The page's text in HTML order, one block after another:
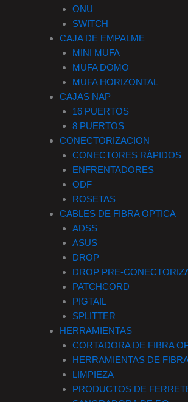
ONU
SWITCH
CAJA DE EMPALME
MINI MUFA
MUFA DOMO
MUFA HORIZONTAL
CAJAS NAP
16 PUERTOS
8 PUERTOS
CONECTORIZACION
CONECTORES RÁPIDOS
ENFRENTADORES
ODF
ROSETAS
CABLES DE FIBRA OPTICA
ADSS
ASUS
DROP
DROP PRE-
PATCHCORD
PIGTAIL
SPLITTER
HERRAMIENTAS
CORTADORA DE FIBRA
HERRAMIENTAS DE
LIMPIEZA
PRODUCTOS DE